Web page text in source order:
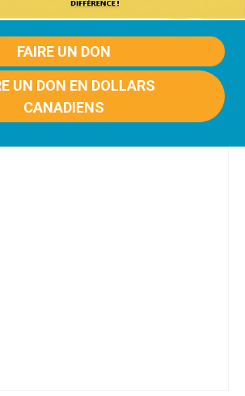
FAIRE UN DON
UN DON EN DOLLARS
CANADIENS